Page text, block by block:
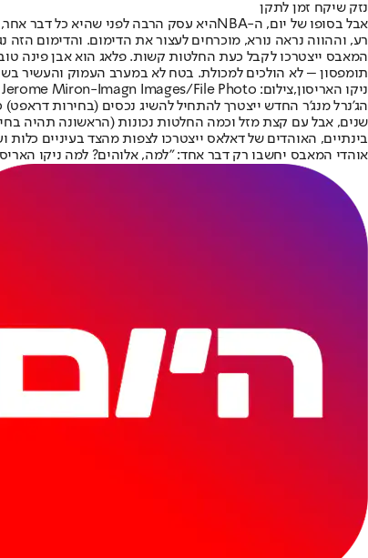
נזק שיקח זמן לתקן
אבל בסופו של יום, ה-NBAהיא עסק הרבה לפני שהיא כל דבר אחר,
רע, וההווה נראה נורא, מוכרחים לעצור את הדימום. והדימום
המאבס ייצטרכו לקבל כעת החלטות קשות. פלאג הוא אבן פינה
תומפסון – לא הולכים למכולת. בטח לא במערב העמוק והעשיר
ניקו האריסון,צילום: Jerome Miron-Imagn Images/File Photo
הג’נרל מנג’ר החדש ייצטרך להתחיל להשיג נכסים (בחירות
שנים, אבל עם קצת מזל וכמה החלטות נכונות (הראשונה תהיה
בינתיים, האוהדים של דאלאס ייצטרכו לצפות מהצד בעיניים כלות
אוהדי המאבס יחשבו רק דבר אחד: "למה, אלוהים? למה ניקו